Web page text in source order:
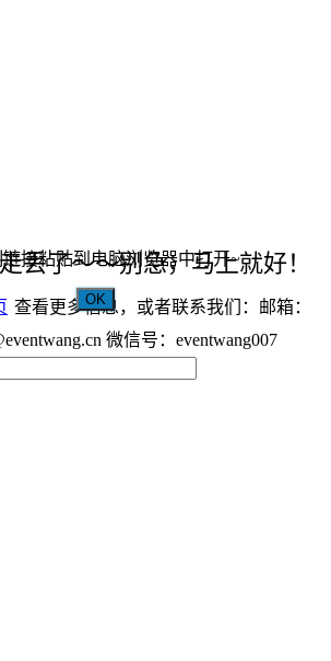
丢了～～别急，马上就好！
查看更多信息，或者联系我们：邮箱：
微信号：eventwang007
接粘贴到电脑浏览器中打开~
OK